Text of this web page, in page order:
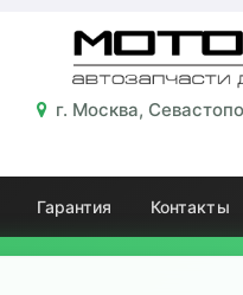
г. Москва,
Гарантия Контакты